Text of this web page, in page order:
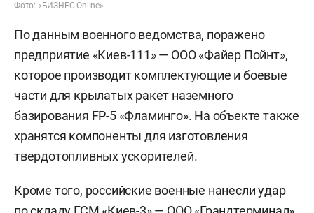
Фото: «БИЗНЕС Online»
По данным военного ведомства, поражено
предприятие «Киев-111» — ООО «Файер Пойнт»,
которое производит комплектующие и боевые
части для крылатых ракет наземного
базирования FP-5 «Фламинго». На объекте также
хранятся компоненты для изготовления
твердотопливных ускорителей.
Кроме того, российские военные нанесли удар